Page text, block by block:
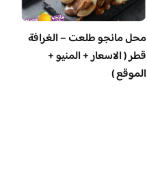
محل مانجو طلعت – الغرافة
قطر ( الاسعار + المنيو +
الموقع )